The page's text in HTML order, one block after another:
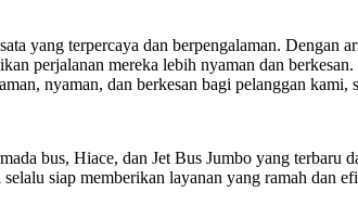
yang terpercaya dan berpengalaman.
perjalanan mereka lebih nyaman dan
nyaman, dan berkesan bagi pelanggan
bus, Hiace, dan Jet Bus Jumbo yang terbaru
siap memberikan layanan yang ramah dan